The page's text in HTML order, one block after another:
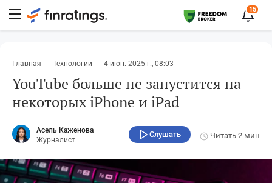
15
Главная Технологии 4 июн. 2025 г., 08:03
YouTube больше не запустится на
некоторых iPhone и iPad
Асель Каженова
Журналист
Слушать Читать 2 мин